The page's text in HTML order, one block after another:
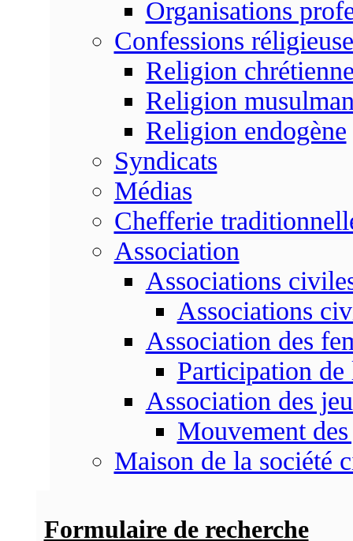
Organisations
Confessions
Religion
Religion
Religion endogène
Syndicats
Médias
Chefferie
Association
Associations
Associations
Association des
Participation de
Association des
Mouvement
Maison de la société
Formulaire de recherche